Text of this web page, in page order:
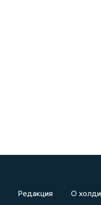
Редакция О